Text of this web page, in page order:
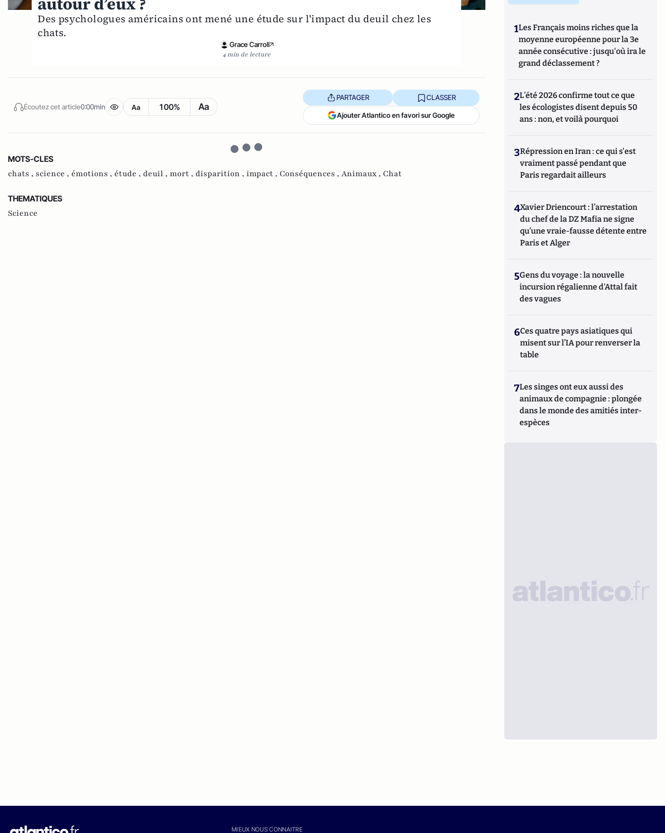
Des psychologues américains ont mené une étude sur l'impact du deuil chez les
chats.
Grace Carroll
4 min de lecture
Écoutez cet article0:00min Aa 100% Aa
PARTAGER CLASSER
Ajouter Atlantico en favori sur Google
MOTS-CLES
chats , science , émotions , étude , deuil , mort , disparition , impact , Conséquences , Animaux , Chat
THEMATIQUES
Science
1Les Français moins riches que la
moyenne européenne pour la 3e
année consécutive : jusqu'où ira le
grand déclassement ?
2L’été 2026 confirme tout ce que
les écologistes disent depuis 50
ans : non, et voilà pourquoi
3Répression en Iran : ce qui s'est
vraiment passé pendant que
Paris regardait ailleurs
4Xavier Driencourt : l’arrestation
du chef de la DZ Mafia ne signe
qu’une vraie-fausse détente entre
Paris et Alger
5Gens du voyage : la nouvelle
incursion régalienne d'Attal fait
des vagues
6Ces quatre pays asiatiques qui
misent sur l’IA pour renverser la
table
7Les singes ont eux aussi des
animaux de compagnie : plongée
dans le monde des amitiés inter-
espèces
MIEUX NOUS CONNAITRE